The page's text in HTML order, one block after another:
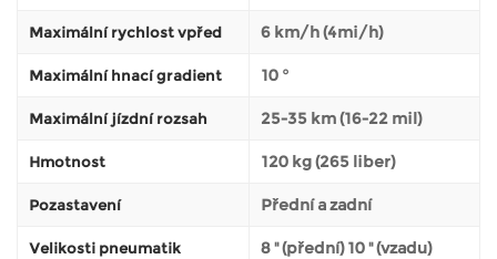
Maximální rychlost vpřed 6 km/h (4mi/h)
Maximální hnací gradient 10 °
Maximální jízdní rozsah 25-35 km (16-22 mil)
Hmotnost 120 kg (265 liber)
Pozastavení Přední a zadní
Velikosti pneumatik 8 '' (přední) 10 '' (vzadu)